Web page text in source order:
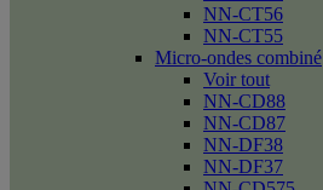
NN-CT56
NN-CT55
Micro-ondes combiné
Voir tout
NN-CD88
NN-CD87
NN-DF38
NN-DF37